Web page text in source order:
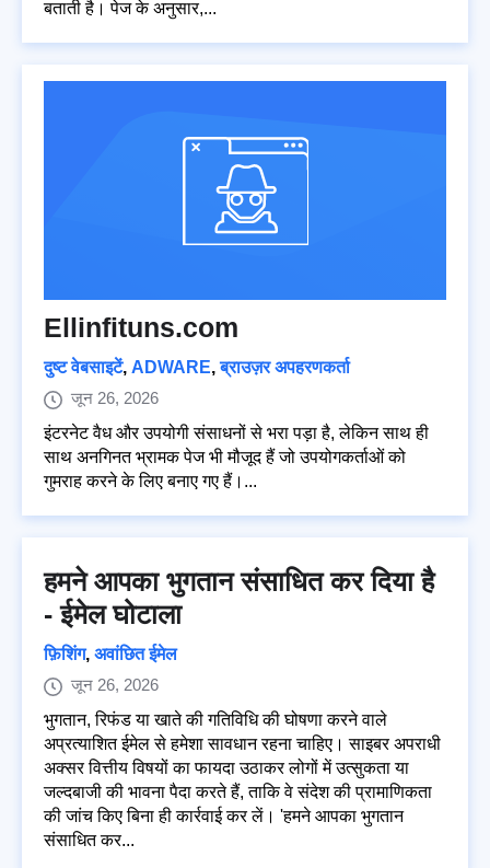
बताती है। पेज के अनुसार,...
Ellinfituns.com
दुष्ट वेबसाइटें, ADWARE,ब्राउज़र अपहरणकर्ता
जून 26, 2026
इंटरनेट वैध और उपयोगी संसाधनों से भरा पड़ा है, लेकिन साथ ही
साथ अनगिनत भ्रामक पेज भी मौजूद हैं जो उपयोगकर्ताओं को
गुमराह करने के लिए बनाए गए हैं।...
हमने आपका भुगतान संसाधित कर दिया है
- ईमेल घोटाला
फ़िशिंग, अवांछित ईमेल
जून 26, 2026
भुगतान, रिफंड या खाते की गतिविधि की घोषणा करने वाले
अप्रत्याशित ईमेल से हमेशा सावधान रहना चाहिए। साइबर अपराधी
अक्सर वित्तीय विषयों का फायदा उठाकर लोगों में उत्सुकता या
जल्दबाजी की भावना पैदा करते हैं, ताकि वे संदेश की प्रामाणिकता
की जांच किए बिना ही कार्रवाई कर लें। 'हमने आपका भुगतान
संसाधित कर...